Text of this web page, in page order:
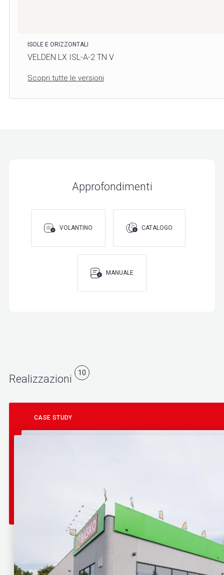
ISOLE E ORIZZONTALI
VELDEN LX ISL-A-2 TN V
Scopri tutte le versioni
Approfondimenti
VOLANTINO CATALOGO
MANUALE
Realizzazioni 10
CASE STUDY